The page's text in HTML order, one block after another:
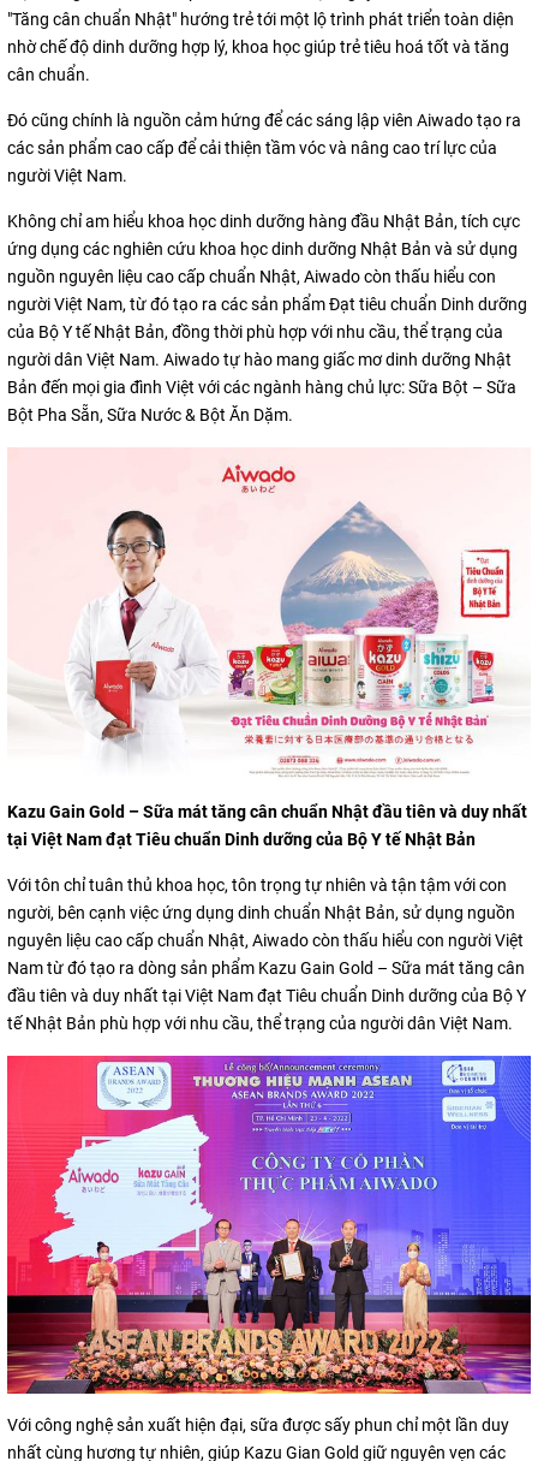
"Tăng cân chuẩn Nhật" hướng trẻ tới một lộ trình phát triển toàn diện
nhờ chế độ dinh dưỡng hợp lý, khoa học giúp trẻ tiêu hoá tốt và tăng
cân chuẩn.
Đó cũng chính là nguồn cảm hứng để các sáng lập viên Aiwado tạo ra
các sản phẩm cao cấp để cải thiện tầm vóc và nâng cao trí lực của
người Việt Nam.
Không chỉ am hiểu khoa học dinh dưỡng hàng đầu Nhật Bản, tích cực
ứng dụng các nghiên cứu khoa học dinh dưỡng Nhật Bản và sử dụng
nguồn nguyên liệu cao cấp chuẩn Nhật, Aiwado còn thấu hiểu con
người Việt Nam, từ đó tạo ra các sản phẩm Đạt tiêu chuẩn Dinh dưỡng
của Bộ Y tế Nhật Bản, đồng thời phù hợp với nhu cầu, thể trạng của
người dân Việt Nam. Aiwado tự hào mang giấc mơ dinh dưỡng Nhật
Bản đến mọi gia đình Việt với các ngành hàng chủ lực: Sữa Bột – Sữa
Bột Pha Sẵn, Sữa Nước & Bột Ăn Dặm.
Kazu Gain Gold – Sữa mát tăng cân chuẩn Nhật đầu tiên và duy nhất
tại Việt Nam đạt Tiêu chuẩn Dinh dưỡng của Bộ Y tế Nhật Bản
Với tôn chỉ tuân thủ khoa học, tôn trọng tự nhiên và tận tậm với con
người, bên cạnh việc ứng dụng dinh chuẩn Nhật Bản, sử dụng nguồn
nguyên liệu cao cấp chuẩn Nhật, Aiwado còn thấu hiểu con người Việt
Nam từ đó tạo ra dòng sản phẩm Kazu Gain Gold – Sữa mát tăng cân
đầu tiên và duy nhất tại Việt Nam đạt Tiêu chuẩn Dinh dưỡng của Bộ Y
tế Nhật Bản phù hợp với nhu cầu, thể trạng của người dân Việt Nam.
Với công nghệ sản xuất hiện đại, sữa được sấy phun chỉ một lần duy
nhất cùng hương tự nhiên, giúp Kazu Gian Gold giữ nguyên vẹn các